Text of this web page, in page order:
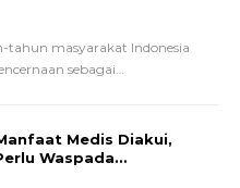
tahun masyarakat Indonesia
sebagai
Medis Diakui,
Waspada…